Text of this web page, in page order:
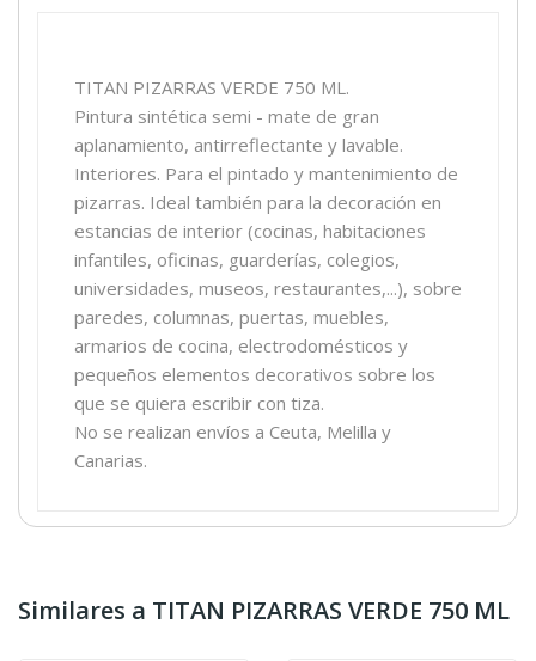
TITAN PIZARRAS VERDE 750 ML.
Pintura sintética semi - mate de gran
aplanamiento, antirreflectante y lavable.
Interiores. Para el pintado y mantenimiento de
pizarras. Ideal también para la decoración en
estancias de interior (cocinas, habitaciones
infantiles, oficinas, guarderías, colegios,
universidades, museos, restaurantes,...), sobre
paredes, columnas, puertas, muebles,
armarios de cocina, electrodomésticos y
pequeños elementos decorativos sobre los
que se quiera escribir con tiza.
No se realizan envíos a Ceuta, Melilla y
Canarias.
Similares a TITAN PIZARRAS VERDE 750 ML